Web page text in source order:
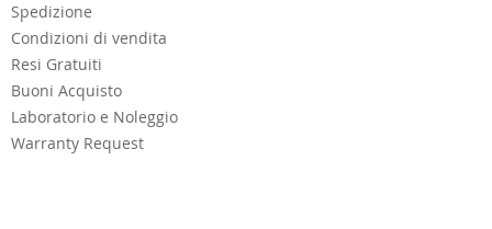
Spedizione
Condizioni di vendita
Resi Gratuiti
Buoni Acquisto
Laboratorio e Noleggio
Warranty Request